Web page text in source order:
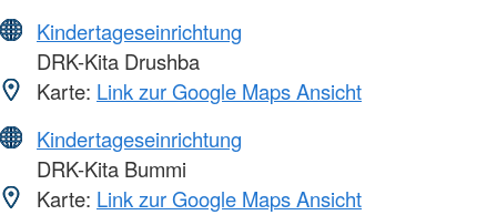
Kindertageseinrichtung
DRK-Kita Drushba
Karte: Link zur Google Maps Ansicht
Kindertageseinrichtung
DRK-Kita Bummi
Karte: Link zur Google Maps Ansicht